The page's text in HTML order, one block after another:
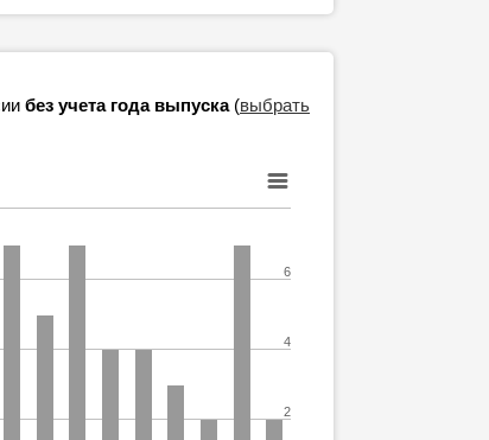
без учета года выпуска(выбрать
2
4
6